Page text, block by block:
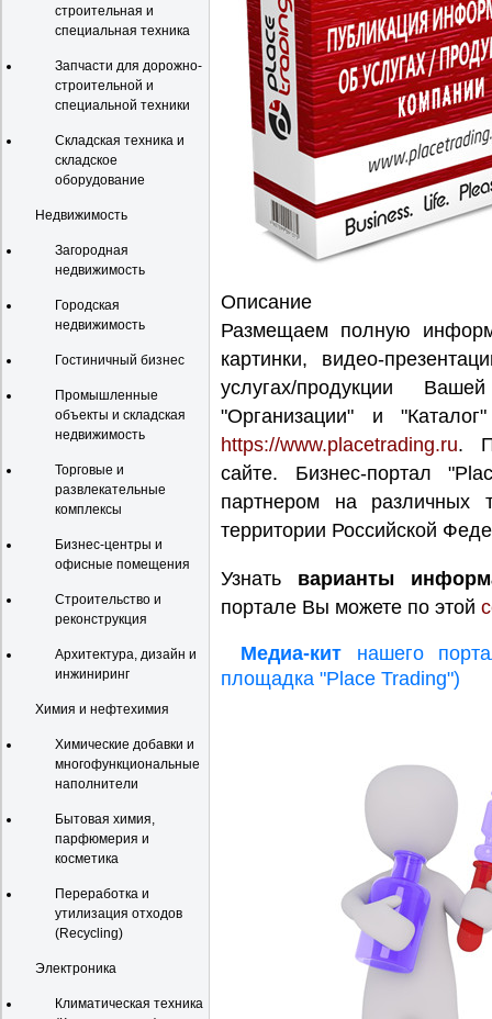
строительная и
специальная техника
Запчасти для дорожно-
строительной и
специальной техники
Складская техника и
складское
оборудование
Недвижимость
Загородная
недвижимость
Городская
недвижимость
Гостиничный бизнес
Промышленные
объекты и складская
недвижимость
Торговые и
развлекательные
комплексы
Бизнес-центры и
офисные помещения
Строительство и
реконструкция
Архитектура, дизайн и
инжиниринг
Химия и нефтехимия
Химические добавки и
многофункциональные
наполнители
Бытовая химия,
парфюмерия и
косметика
Переработка и
утилизация отходов
(Recycling)
Электроника
Климатическая техника
Описание
Размещаем полную
картинки, видео-
услугах/продукции
"Организации" и
https://www.placetrading.ru.
сайте. Бизнес-портал
партнером на различных
территории Российской
Узнать варианты
портале Вы можете по этой
Медиа-кит нашего
площадка "Place Trading")